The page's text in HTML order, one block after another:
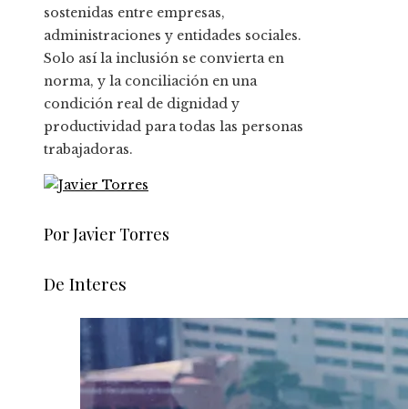
sostenidas entre empresas,
administraciones y entidades sociales.
Solo así la inclusión se convierta en
norma, y la conciliación en una
condición real de dignidad y
productividad para todas las personas
trabajadoras.
Por Javier Torres
De Interes